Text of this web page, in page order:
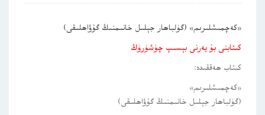
«كەچمىشلىرىم» (گۈلباھار جېلىل خانىمنىڭ گۇۋاھلىقى)
كىتابنى بۇ يەرنى بېسىپ چۈشۈرۈڭ
كىتاب ھەققىدە:
«كەچمىشلىرىم»
(گۈلباھار جېلىل خانىمنىڭ گۇۋاھلىقى)